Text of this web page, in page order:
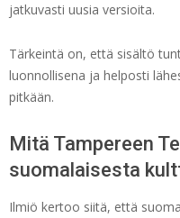
jatkuvasti uusia versioita.
Tärkeintä on, että sisältö
luonnollisena ja helposti
pitkään.
Mitä Tampereen
suomalaisesta
Ilmiö kertoo siitä, että